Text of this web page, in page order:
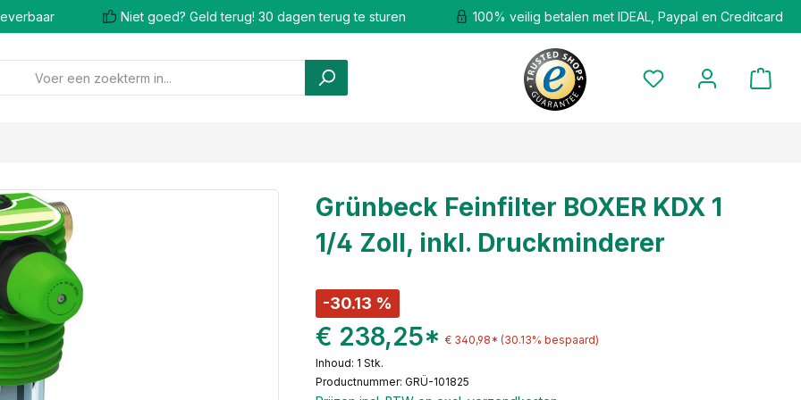
Niet goed? Geld terug! 30 dagen terug te sturen 100% veilig betalen met IDEAL, Paypal en Creditcard
Grünbeck Feinfilter BOXER KDX 1
1/4 Zoll, inkl. Druckminderer
-30.13 %
€ 238,25* € 340,98* (30.13% bespaard)
Inhoud: 1 Stk.
Productnummer: GRÜ-101825